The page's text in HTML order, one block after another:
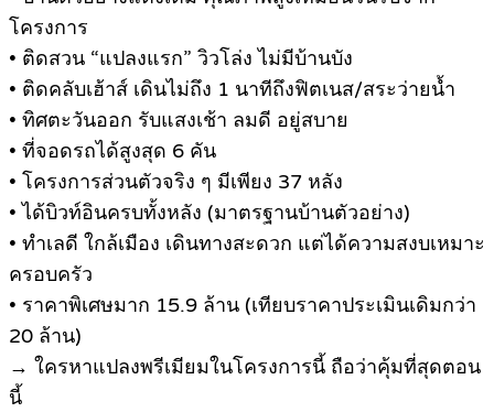
โครงการ
• ติดสวน “แปลงแรก” วิวโล่ง ไม่มีบ้านบัง
• ติดคลับเฮ้าส์ เดินไม่ถึง 1 นาทีถึงฟิตเนส/สระว่ายน้ำ
• ทิศตะวันออก รับแสงเช้า ลมดี อยู่สบาย
• ที่จอดรถได้สูงสุด 6 คัน
• โครงการส่วนตัวจริง ๆ มีเพียง 37 หลัง
• ได้บิวท์อินครบทั้งหลัง (มาตรฐานบ้านตัวอย่าง)
• ทำเลดี ใกล้เมือง เดินทางสะดวก แต่ได้ความสงบเหมาะ
ครอบครัว
• ราคาพิเศษมาก 15.9 ล้าน (เทียบราคาประเมินเดิมกว่า
20 ล้าน)
→ ใครหาแปลงพรีเมียมในโครงการนี้ ถือว่าคุ้มที่สุดตอน
นี้